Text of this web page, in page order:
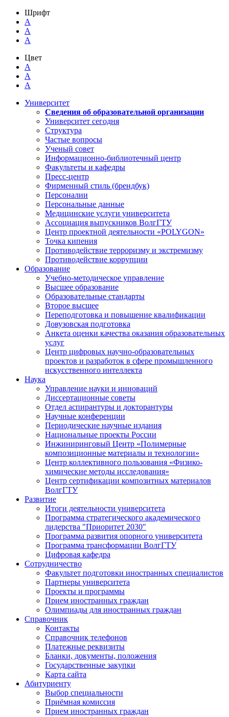
Шрифт
A
A
A
Цвет
A
A
A
Университет
Сведения об образовательной организации
Университет сегодня
Структура
Частые вопросы
Ученый совет
Информационно-библиотечный центр
Факультеты и кафедры
Пресс-центр
Фирменный стиль (брендбук)
Персоналии
Персональные данные
Медицинские услуги университета
Ассоциация выпускников ВолгГТУ
Центр проектной деятельности «POLYGON»
Точка кипения
Противодействие терроризму и экстремизму
Противодействие коррупции
Образование
Учебно-методическое управление
Высшее образование
Образовательные стандарты
Второе высшее
Переподготовка и повышение квалификации
Довузовская подготовка
Анкета оценки качества оказания образовательных
услуг
Центр цифровых научно-образовательных
проектов и разработок в сфере промышленного
искусственного интеллекта
Наука
Управление науки и инноваций
Диссертационные советы
Отдел аспирантуры и докторантуры
Научные конференции
Периодические научные издания
Национальные проекты России
Инжиниринговый Центр «Полимерные
композиционные материалы и технологии»
Центр коллективного пользования «Физико-
химические методы исследования»
Центр сертификации композитных материалов
ВолгГТУ
Развитие
Итоги деятельности университета
Программа стратегического академического
лидерства "Приоритет 2030"
Программа развития опорного университета
Программа трансформации ВолгГТУ
Цифровая кафедра
Сотрудничество
Факультет подготовки иностранных специалистов
Партнеры университета
Проекты и программы
Прием иностранных граждан
Олимпиады для иностранных граждан
Справочник
Контакты
Справочник телефонов
Платежные реквизиты
Бланки, документы, положения
Государственные закупки
Карта сайта
Абитуриенту
Выбор специальности
Приёмная комиссия
Прием иностранных граждан